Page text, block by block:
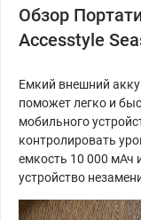
Обзор
Accesstyle
Емкий внешний
поможет легко и
мобильного
контролировать
емкость 10 000 мАч
устройство